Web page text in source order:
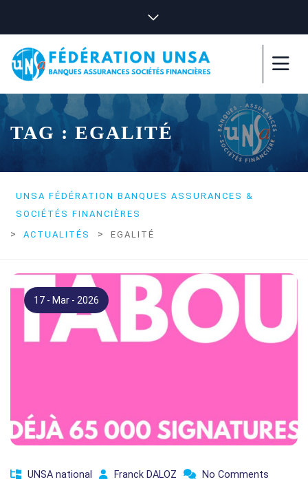
TAG : EGALITÉ
UNSA FÉDÉRATION BANQUES ASSURANCES &
SOCIÉTÉS FINANCIÈRES
> ACTUALITÉS > EGALITÉ
17 - Mar - 2026
UNSA national Franck DALOZ No Comments